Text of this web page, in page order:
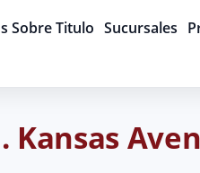
Sobre Titulo Sucursales
Kansas